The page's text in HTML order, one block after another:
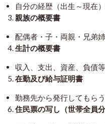
自分の経歴（出生～現在
3.親族の概要書
配偶者・子・両親・兄弟
4.生計の概要書
収入、支出、資産、負債
5.在勤及び給与証明書
勤務先から発行してもらう
6.住民票の写し（世帯全員分